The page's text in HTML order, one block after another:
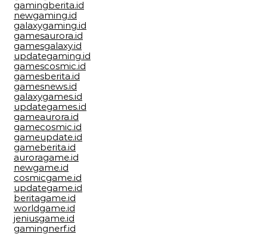
gamingberita.id
newgaming.id
galaxygaming.id
gamesaurora.id
gamesgalaxy.id
updategaming.id
gamescosmic.id
gamesberita.id
gamesnews.id
galaxygames.id
updategames.id
gameaurora.id
gamecosmic.id
gameupdate.id
gameberita.id
auroragame.id
newgame.id
cosmicgame.id
updategame.id
beritagame.id
worldgame.id
jeniusgame.id
gamingnerf.id